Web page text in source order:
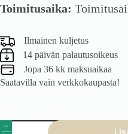
Toimitusaika:
Ilmainen kuljetus
14 päivän palautusoikeus
Jopa 36 kk maksuaikaa
Saatavilla vain verkkokaupasta!
Nojatuoli